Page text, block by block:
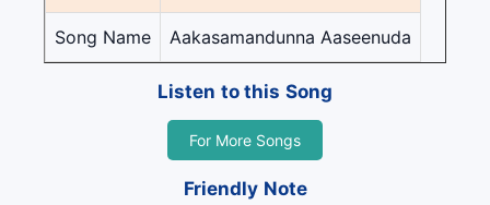
Song Name Aakasamandunna Aaseenuda
Listen to this Song
For More Songs
Friendly Note